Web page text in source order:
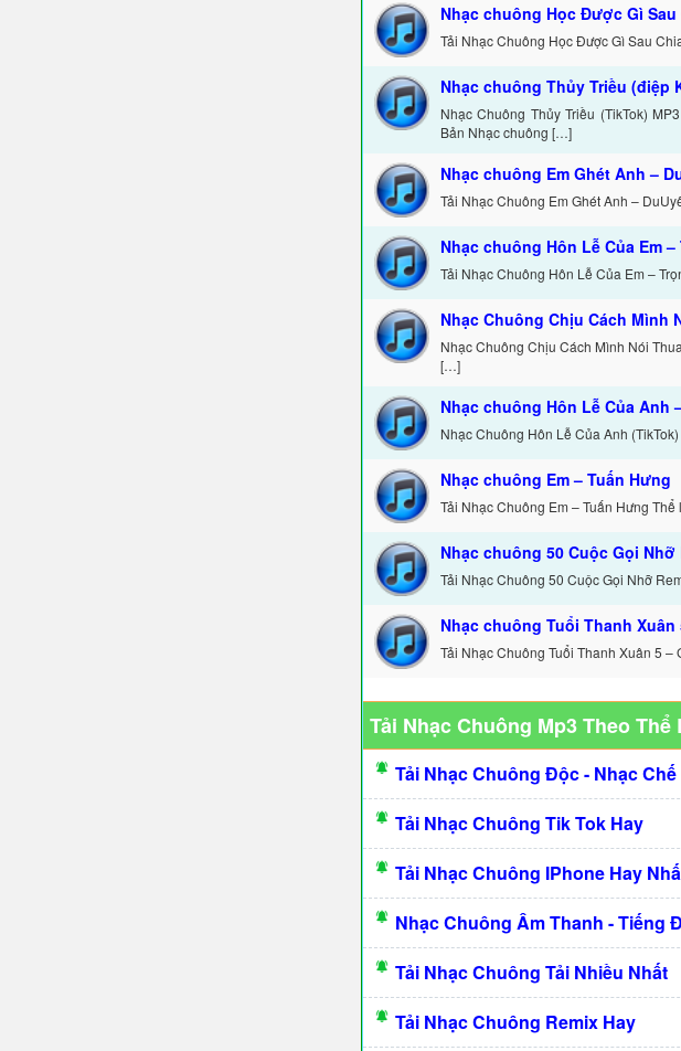
Nhạc chuông Học Được Gì Sau
Tải Nhạc Chuông Học Được Gì Sau
Nhạc chuông Thủy Triều (điệp
Nhạc Chuông Thủy Triều (TikTok)
Bản Nhạc chuông […]
Nhạc chuông Em Ghét Anh –
Tải Nhạc Chuông Em Ghét Anh –
Nhạc chuông Hôn Lễ Của Em
Tải Nhạc Chuông Hôn Lễ Của Em –
Nhạc Chuông Chịu Cách Mình
Nhạc Chuông Chịu Cách Mình Nói
[…]
Nhạc chuông Hôn Lễ Của Anh
Nhạc Chuông Hôn Lễ Của Anh
Nhạc chuông Em – Tuấn Hưng
Tải Nhạc Chuông Em – Tuấn Hưng
Nhạc chuông 50 Cuộc Gọi
Tải Nhạc Chuông 50 Cuộc Gọi Nhỡ
Nhạc chuông Tuổi Thanh Xuân
Tải Nhạc Chuông Tuổi Thanh Xuân 5
Tải Nhạc Chuông Mp3 Theo Thể
Tải Nhạc Chuông Độc - Nhạc Chế
Tải Nhạc Chuông Tik Tok Hay
Tải Nhạc Chuông IPhone Hay
Nhạc Chuông Âm Thanh - Tiếng
Tải Nhạc Chuông Tải Nhiều Nhất
Tải Nhạc Chuông Remix Hay